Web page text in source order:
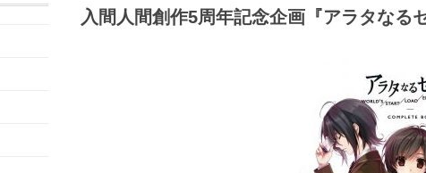
入間人間創作5周年記念企画『アラタなる